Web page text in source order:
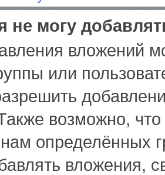
не могу
вложений
или
возможно,
определённых
вложения,